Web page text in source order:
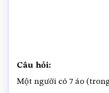
Câu hỏi:
Một người có 7 áo